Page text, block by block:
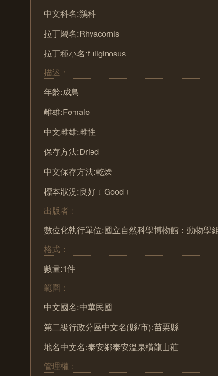
中文科名:鶲科
拉丁屬名:Rhyacornis
拉丁種小名:fuliginosus
描述：
年齡:成鳥
雌雄:Female
中文雌雄:雌性
保存方法:Dried
中文保存方法:乾燥
標本狀況:良好﹝Good﹞
出版者：
數位化執行單位:國立自然科學博物館：動物學
格式：
數量:1件
範圍：
中文國名:中華民國
第二級行政分區中文名(縣/市):苗栗縣
地名中文名:泰安鄉泰安溫泉橫龍山莊
管理權：